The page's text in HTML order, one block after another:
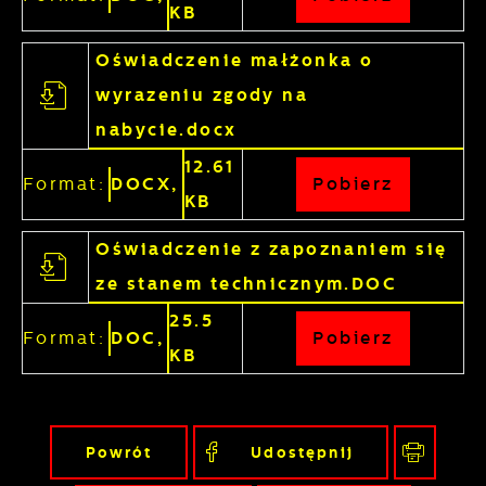
KB
Oświadczenie małżonka o
wyrazeniu zgody na
nabycie.docx
Format: DOCX,
12.61
KB
Pobierz
Oświadczenie z zapoznaniem się
ze stanem technicznym.DOC
Format: DOC,
25.5
KB
Pobierz
Powrót Udostępnij